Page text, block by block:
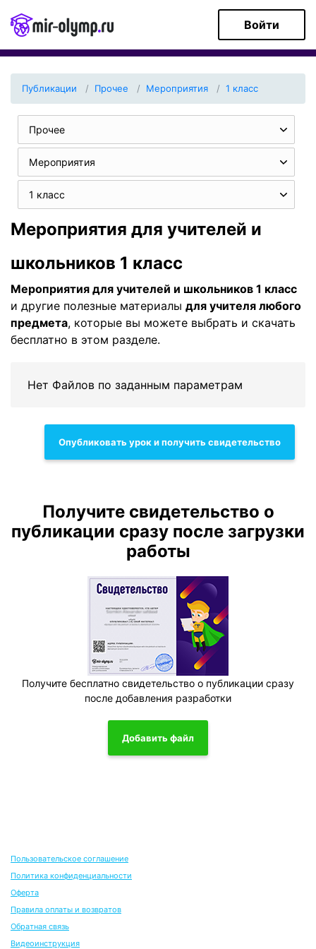
Войти
Публикации Прочее Мероприятия 1 класс
Прочее
Мероприятия
1 класс
Мероприятия для учителей и
школьников 1 класс
Мероприятия для учителей и школьников 1 класс
и другие полезные материалы для учителя любого
предмета, которые вы можете выбрать и скачать
бесплатно в этом разделе.
Нет Файлов по заданным параметрам
Опубликовать урок и получить свидетельство
Получите свидетельство о
публикации сразу после загрузки
работы
Получите бесплатно свидетельство о публикации сразу
после добавления разработки
Добавить файл
Пользовательское соглашение
Политика конфиденциальности
Оферта
Правила оплаты и возвратов
Обратная связь
Видеоинструкция